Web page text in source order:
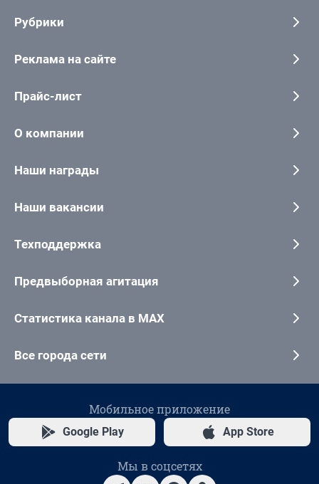
Рубрики
Реклама на сайте
Прайс-лист
О компании
Наши награды
Наши вакансии
Техподдержка
Предвыборная агитация
Статистика канала в MAX
Все города сети
Мобильное приложение
Google Play App Store
Мы в соцсетях